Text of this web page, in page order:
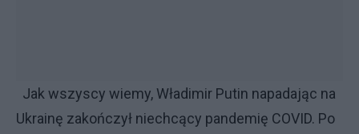
Jak wszyscy wiemy, Władimir Putin napadając na
Ukrainę zakończył niechcący pandemię COVID. Po